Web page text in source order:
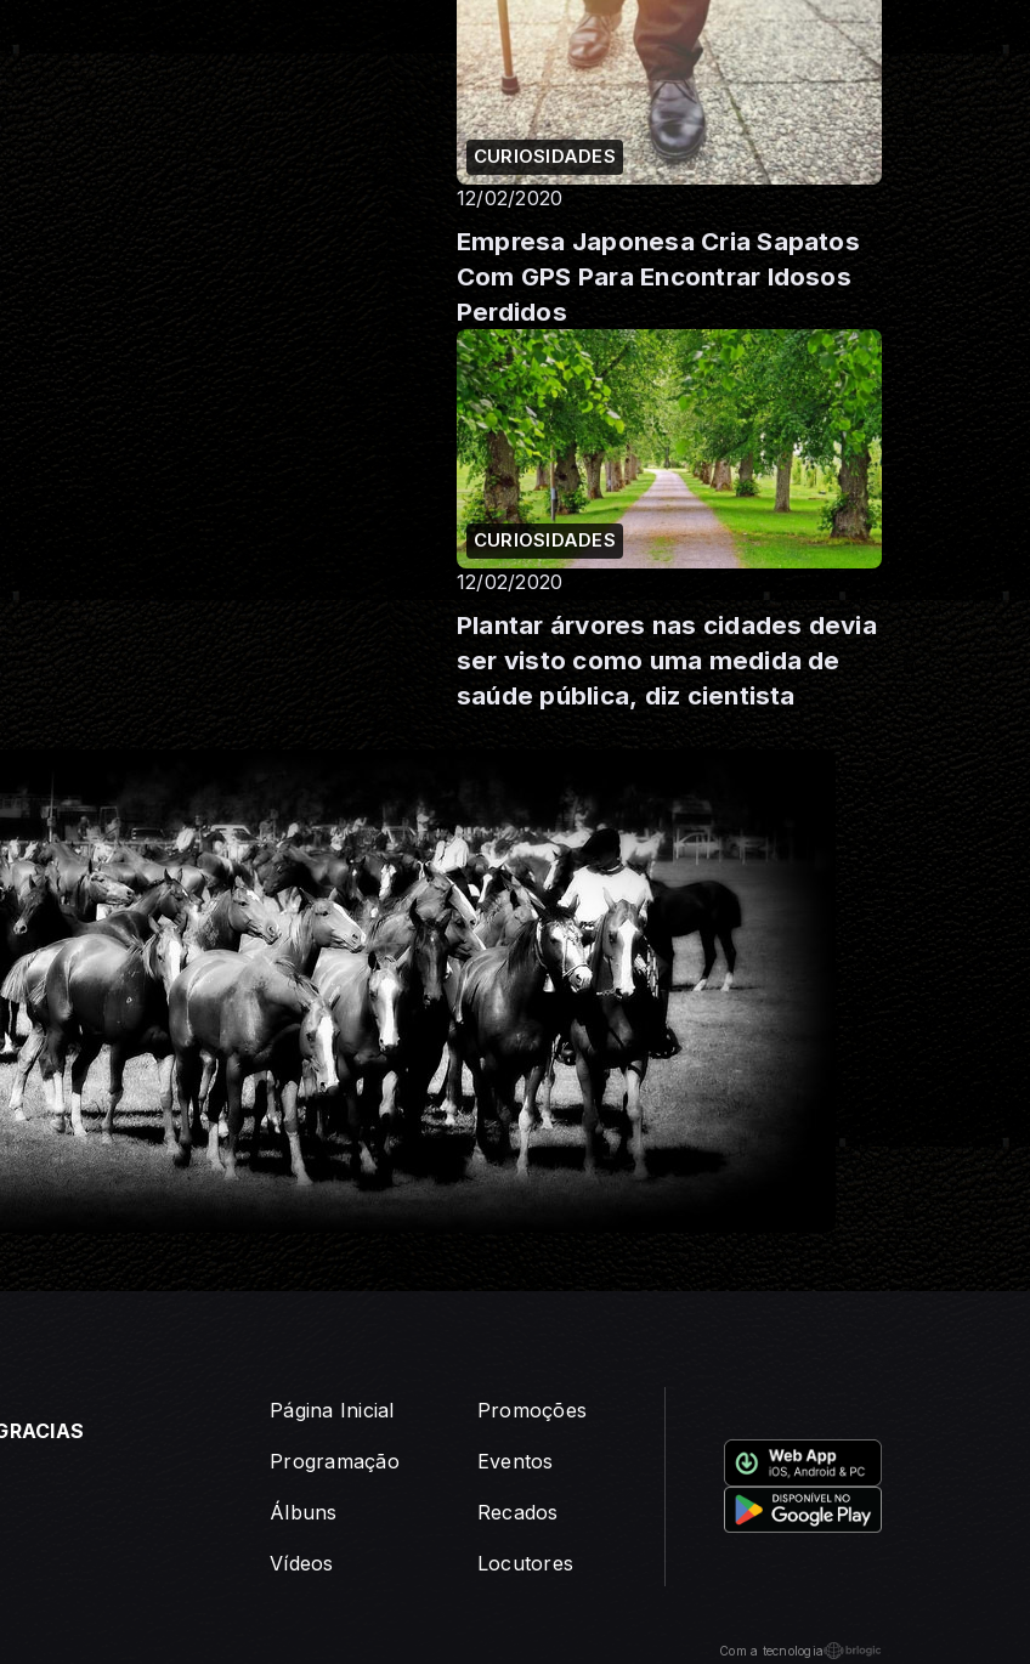
CURIOSIDADES
12/02/2020
Empresa Japonesa Cria Sapatos
Com GPS Para Encontrar Idosos
Perdidos
CURIOSIDADES
12/02/2020
Plantar árvores nas cidades devia
ser visto como uma medida de
saúde pública, diz cientista
Página Inicial
Programação
Álbuns
Vídeos
Promoções
Eventos
Recados
Locutores
Com a tecnologia